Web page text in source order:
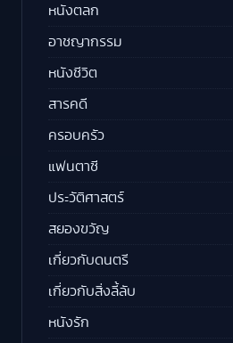
หนังตลก
อาชญากรรม
หนังชีวิต
สารคดี
ครอบครัว
แฟนตาซี
ประวัติศาสตร์
สยองขวัญ
เกี่ยวกับดนตรี
เกี่ยวกับสิ่งลี้ลับ
หนังรัก